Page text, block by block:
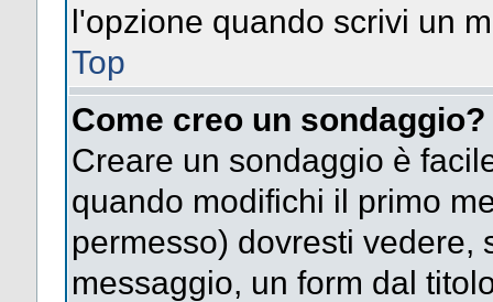
l'opzione quando scrivi un
Top
Come creo un sondaggio?
Creare un sondaggio è
quando modifichi il primo
permesso) dovresti vedere,
messaggio, un form dal